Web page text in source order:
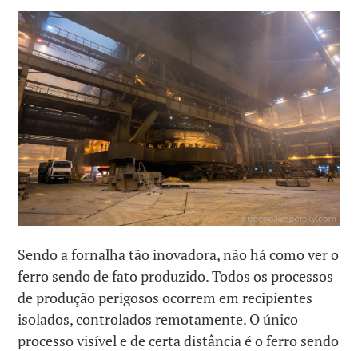
Sendo a fornalha tão inovadora, não há como ver o
ferro sendo de fato produzido. Todos os processos
de produção perigosos ocorrem em recipientes
isolados, controlados remotamente. O único
processo visível e de certa distância é o ferro sendo